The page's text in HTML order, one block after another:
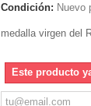
Condición: Nuevo
medalla virgen del
Este producto